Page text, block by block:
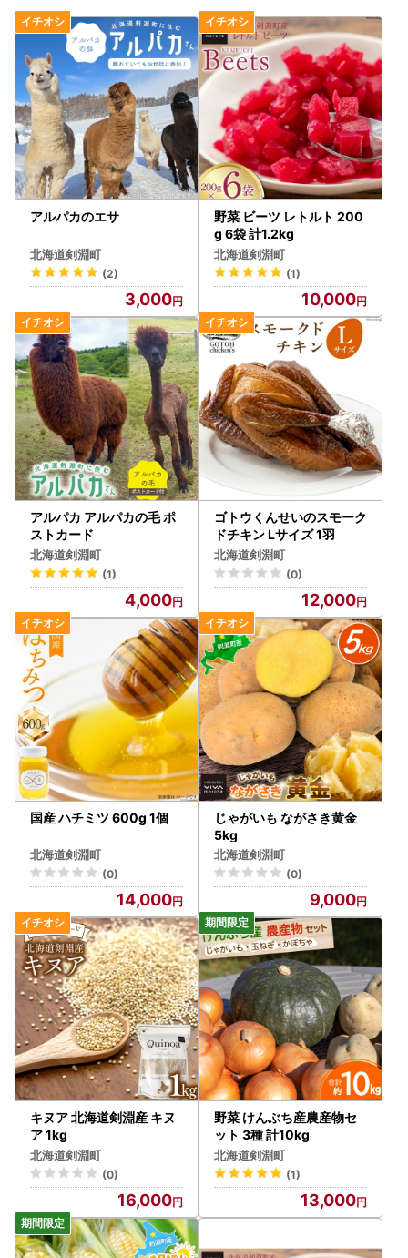
・返礼品に不具合がある場合、お受け取り後、早急にご連絡
ください。経過しすぎると対応できません。
・カラーやサイズ、種類などを選択する返礼品について、ご
希望がある場合は必ず備考欄に記入いただきますようお願い
いたします。
・返礼品の送付は、剣淵町外にお住まいの方に限らせていた
だきます。
★個人情報について
剣淵町ふるさと納税事業の範囲内で各種委託業者に情報提供
します。
・ふるさと納税事務処理、申請書類の各種手続きのため
・お礼の品発送のため
・お問い合わせ回答、履歴管理、サービス向上のため
・ふるさと納税のカタログ、メールマガジン、資料の送付、
その他サービスの提供のため
アルパカのエサ
北海道剣淵町
(2)
3,000
野菜 ビーツ レトルト 200
g 6袋 計1.2kg
北海道剣淵町
(1)
10,000
アルパカ アルパカの毛 ポ
ストカード
北海道剣淵町
(1)
4,000
ゴトウくんせいのスモーク
ドチキン Lサイズ 1羽
北海道剣淵町
(0)
12,000
国産 ハチミツ 600g 1個
北海道剣淵町
(0)
14,000
じゃがいも ながさき黄金
5kg
北海道剣淵町
(0)
9,000
キヌア 北海道剣淵産 キヌ
ア 1kg
北海道剣淵町
(0)
16,000
野菜 けんぶち産農産物セ
ット 3種 計10kg
北海道剣淵町
(1)
13,000